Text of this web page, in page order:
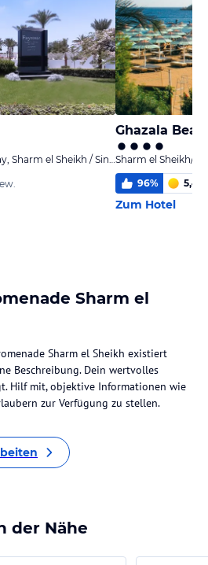
Sharm el Sheikh/Na'ama Bay, Sharm el Sheikh / Sinai
Ghazala
96% 5,4
Zum Hotel
Sharm el
Sharm el Sheikh existiert
Beschreibung. Dein wertvolles
Hilf mit, objektive Informationen wie
zur Verfügung zu stellen.
der Nähe